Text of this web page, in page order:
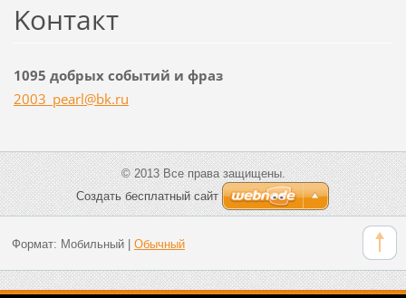
Koнтакт
1095 добрых событий и фраз
2003_pearl@bk.ru
© 2013 Все права защищены.
Создать бесплатный сайт
Формат: Мобильный| Обычный